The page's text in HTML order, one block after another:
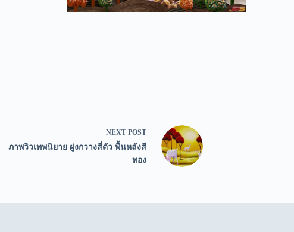
NEXT POST
ภาพวิวเทพนิยาย ฝูงกวางสี่ตัว พื้นหลังสี
ทอง